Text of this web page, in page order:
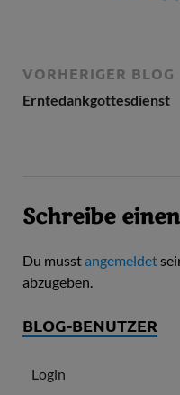
VORHERIGER BLOG
Erntedankgottesdienst
Schreibe
Du musstangemeldet
abzugeben.
BLOG-BENUTZER
Login